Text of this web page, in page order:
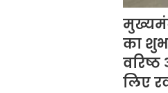
का
लिए